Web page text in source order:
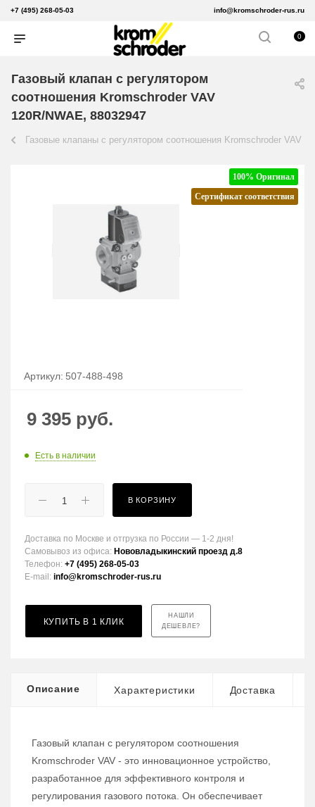
+7 (495) 268-05-03 info@kromschroder-rus.ru
0
Газовый клапан с регулятором
соотношения Kromschroder VAV
120R/NWAE, 88032947
Газовые клапаны с регулятором соотношения Kromschroder VAV
100% Оригинал
Сертификат соответствия
Артикул: 507-488-498
9 395 руб.
Есть в наличии
В КОРЗИНУ
Доставка по Москве и отгрузка по России — 1-2 дня!
Самовывоз из офиса: Нововладыкинский проезд д.8
Телефон: +7 (495) 268-05-03
E-mail: info@kromschroder-rus.ru
КУПИТЬ В 1 КЛИК
НАШЛИ
ДЕШЕВЛЕ?
Описание Характеристики Доставка
Газовый клапан с регулятором соотношения
Kromschroder VAV - это инновационное устройство,
разработанное для эффективного контроля и
регулирования газового потока. Он обеспечивает